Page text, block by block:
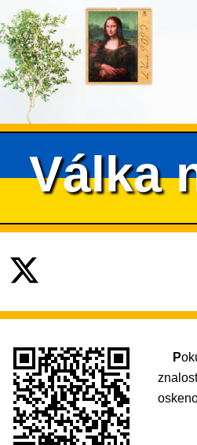
Válka
Pokud se na tento web rádi vracíte pro praktické informace nebo si díky němu rozšiřujete své